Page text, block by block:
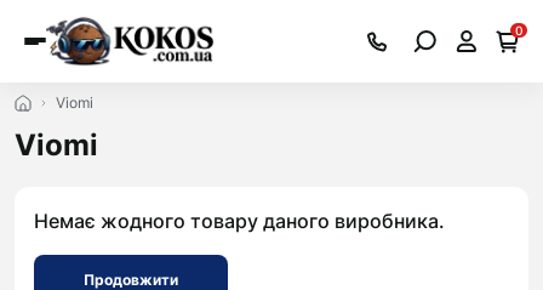
0
Viomi
Viomi
Немає жодного товару даного виробника.
Продовжити